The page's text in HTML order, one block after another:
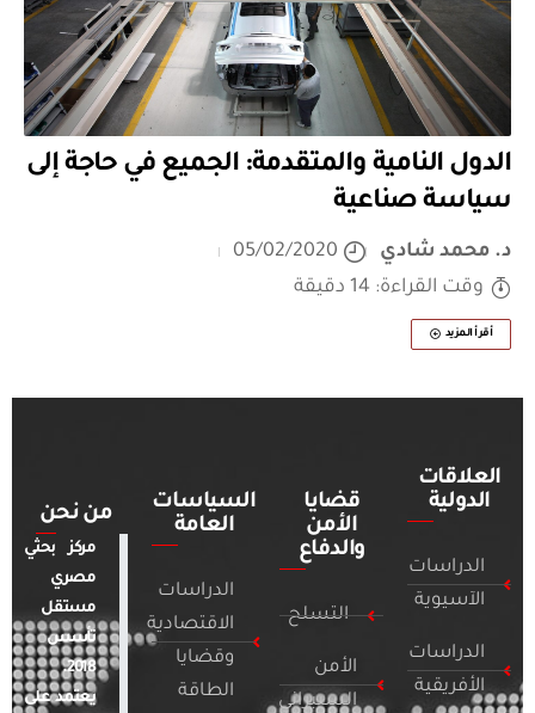
الدول النامية والمتقدمة: الجميع في حاجة إلى
سياسة صناعية
د. محمد شادي
05/02/2020
وقت القراءة: 14 دقيقة
أقرأ المزيد
العلاقات
الدولية
الدراسات
الآسيوية
الدراسات
الأفريقية
قضايا
الأمن
والدفاع
التسلح
الأمن
السيبراني
السياسات
العامة
الدراسات
الاقتصادية
وقضايا
الطاقة
من نحن
مركز بحثي
مصري
مستقل
تأسس
2018.
يعتمد على